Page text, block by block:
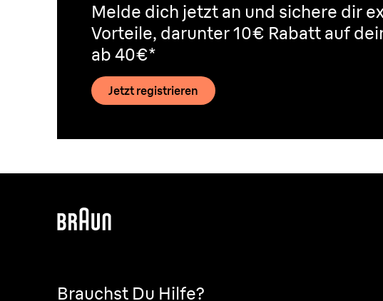
Melde dich jetzt an und sichere dir
Vorteile, darunter 10€ Rabatt auf
ab 40€*
Jetzt registrieren
Brauchst Du Hilfe?